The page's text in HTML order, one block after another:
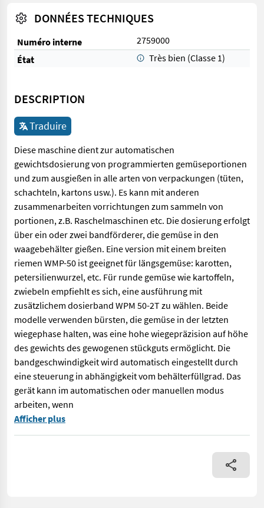
DONNÉES TECHNIQUES
Numéro interne
2759000
État
Très bien (Classe 1)
DESCRIPTION
Traduire
Diese maschine dient zur automatischen
gewichtsdosierung von programmierten gemüseportionen
und zum ausgießen in alle arten von verpackungen (tüten,
schachteln, kartons usw.). Es kann mit anderen
zusammenarbeiten vorrichtungen zum sammeln von
portionen, z.B. Raschelmaschinen etc. Die dosierung erfolgt
über ein oder zwei bandförderer, die gemüse in den
waagebehälter gießen. Eine version mit einem breiten
riemen WMP-50 ist geeignet für längsgemüse: karotten,
petersilienwurzel, etc. Für runde gemüse wie kartoffeln,
zwiebeln empfiehlt es sich, eine ausführung mit
zusätzlichem dosierband WPM 50-2T zu wählen. Beide
modelle verwenden bürsten, die gemüse in der letzten
wiegephase halten, was eine hohe wiegepräzision auf höhe
des gewichts des gewogenen stückguts ermöglicht. Die
bandgeschwindigkeit wird automatisch eingestellt durch
eine steuerung in abhängigkeit vom behälterfüllgrad. Das
gerät kann im automatischen oder manuellen modus
arbeiten, wenn
Diese maschine dient zur automatischen gewichtsdosierung
Afficher plus